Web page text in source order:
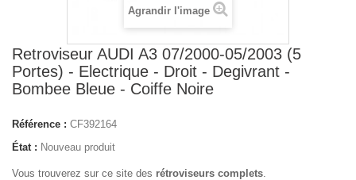
Agrandir l'image
Retroviseur AUDI A3 07/2000-05/2003 (5
Portes) - Electrique - Droit - Degivrant -
Bombee Bleue - Coiffe Noire
Référence : CF392164
État : Nouveau produit
Vous trouverez sur ce site des rétroviseurs complets.